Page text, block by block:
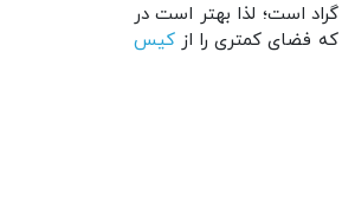
و بدنه آن سبز رنگ می باشد. میزان دمای عملیاتی کارت شبکه 0 الی 40 درجه سانتی گراد است؛ لذا بهتر است در
کیس